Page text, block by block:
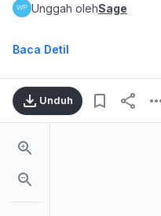
Unggah olehSage
Baca Detil
Unduh